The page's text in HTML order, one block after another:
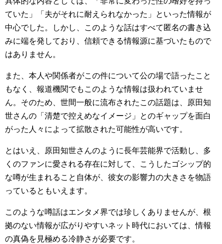
ていた」「夫がそれに耐えられなかった」といった情報が
中心でした。しかし、このような話はすべて匿名の書き込
みに端を発しており、信頼できる情報源に基づいたもので
はありません。
また、本人や関係者がこの件について公の場で語ったこと
もなく、報道機関でもこのような情報は扱われていませ
ん。そのため、世間一般に流布されたこの話題は、原田知
世さんの「清楚で控えめなイメージ」とのギャップを面白
がった人々によって拡散された可能性が高いです。
とはいえ、原田知世さんのように長年芸能界で活動し、多
くのファンに愛される存在に対して、こうしたゴシップ的
な噂が生まれること自体が、彼女の影響力の大きさを物語
っているともいえます。
このような噂話はエンタメ界では珍しくありませんが、根
拠のない情報が広がりやすいネット時代においては、情報
の真偽を見極める冷静さが必要です。